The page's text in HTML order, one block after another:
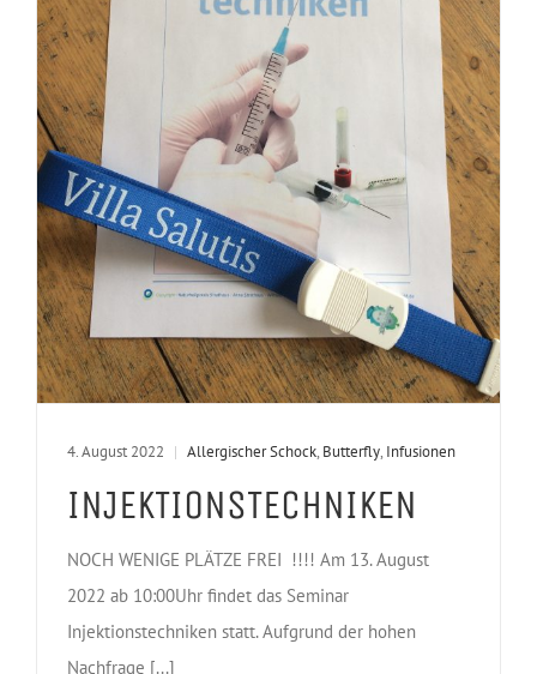
4. August 2022 | Allergischer Schock, Butterfly, Infusionen
INJEKTIONSTECHNIKEN
NOCH WENIGE PLÄTZE FREI !!!! Am 13. August
2022 ab 10:00Uhr findet das Seminar
Injektionstechniken statt. Aufgrund der hohen
Nachfrage [...]